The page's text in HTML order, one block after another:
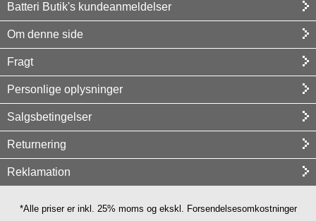
Batteri Butik's kundeanmeldelser
Om denne side
Fragt
Personlige oplysninger
Salgsbetingelser
Returnering
Reklamation
*Alle priser er inkl. 25% moms og ekskl. Forsendelsesomkostninger